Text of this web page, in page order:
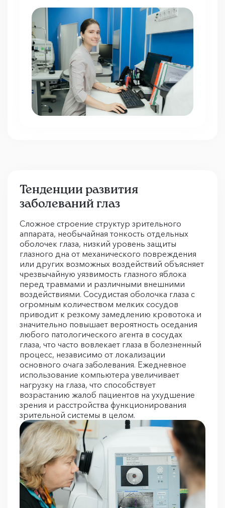
Тенденции развития
заболеваний глаз
Сложное строение структур зрительного
аппарата, необычайная тонкость отдельных
оболочек глаза, низкий уровень защиты
глазного дна от механического повреждения
или других возможных воздействий объясняет
чрезвычайную уязвимость глазного яблока
перед травмами и различными внешними
воздействиями. Сосудистая оболочка глаза с
огромным количеством мелких сосудов
приводит к резкому замедлению кровотока и
значительно повышает вероятность оседания
любого патологического агента в сосудах
глаза, что часто вовлекает глаза в болезненный
процесс, независимо от локализации
основного очага заболевания. Ежедневное
использование компьютера увеличивает
нагрузку на глаза, что способствует
возрастанию жалоб пациентов на ухудшение
зрения и расстройства функционирования
зрительной системы в целом.